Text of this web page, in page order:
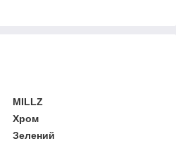
MILLZ
Хром
Зелений